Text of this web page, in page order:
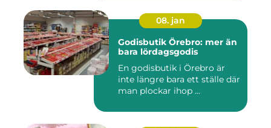
08. jan
Godisbutik Örebro: mer än
bara lördagsgodis
En godisbutik i Örebro är
inte längre bara ett ställe där
man plockar ihop ...